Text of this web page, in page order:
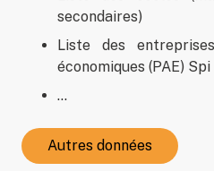
secondaires)
Liste des
économiques (PAE) Spi
…
Autres données